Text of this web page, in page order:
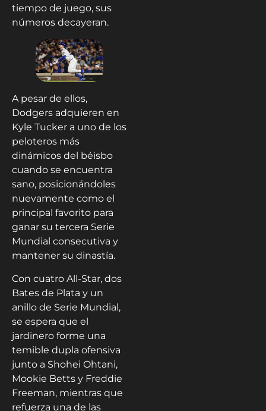
tiempo de juego, sus
números decayeran.
A pesar de ellos,
Dodgers adquieren en
Kyle Tucker a uno de los
peloteros más
dinámicos del béisbo
cuando se encuentra
sano, posicionándoles
nuevamente como el
principal favorito para
ganar su tercera Serie
Mundial consecutiva y
mantener su dinastía.
Con cuatro All-Star, dos
Bates de Plata y un
anillo de Serie Mundial,
se espera que el
jardinero forme una
temible dupla ofensiva
junto a Shohei Ohtani,
Mookie Betts y Freddie
Freeman, mientras que
refuerza una de las